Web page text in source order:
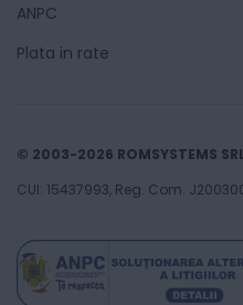
ANPC
Plata in rate
© 2003-2026 ROMSYSTEMS SRL
CUI: 15437993, Reg. Com.